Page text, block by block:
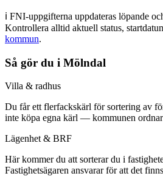
ℹ️ FNI-uppgifterna uppdateras löpande
Kontrollera alltid aktuell status,
kommun.
Så gör du i Mölndal
Villa & radhus
Du får ett flerfackskärl för sortering av
inte köpa egna kärl — kommunen
Lägenhet & BRF
Här kommer du att sorterar du i
Fastighetsägaren ansvarar för att det